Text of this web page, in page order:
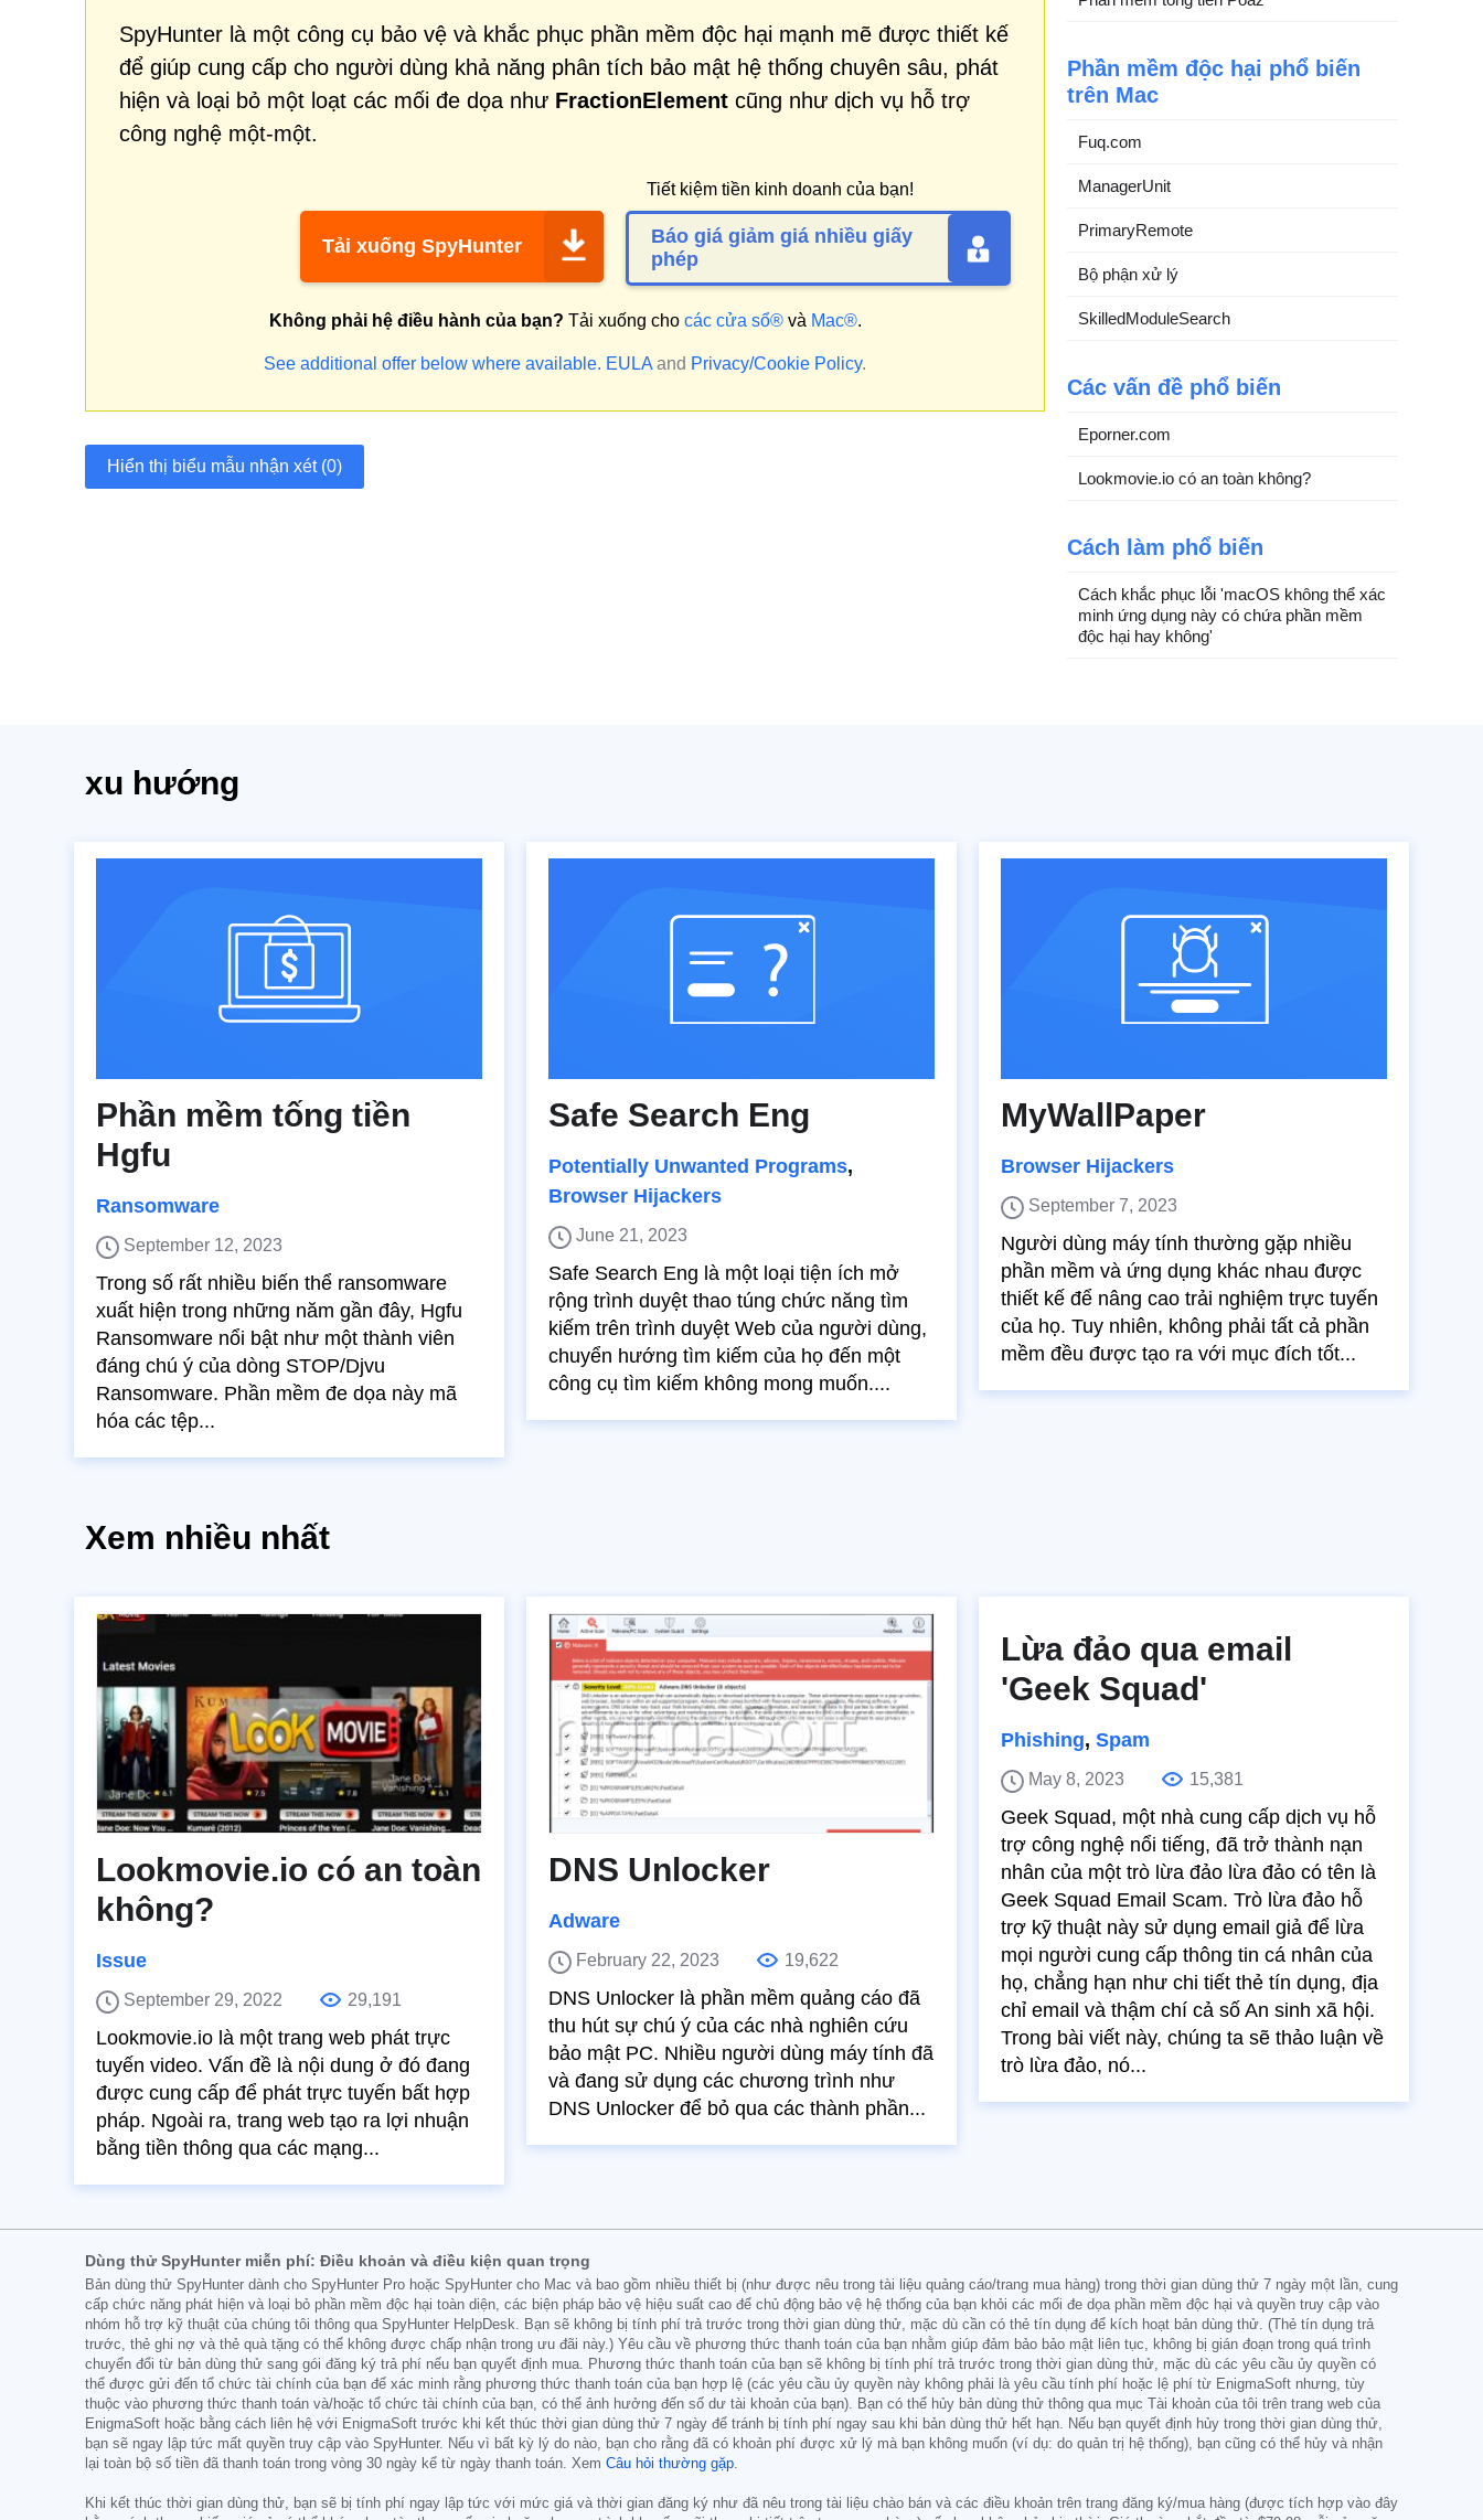
SpyHunter là một công cụ bảo vệ và khắc phục phần mềm độc hại mạnh mẽ được thiết kế
để giúp cung cấp cho người dùng khả năng phân tích bảo mật hệ thống chuyên sâu, phát
hiện và loại bỏ một loạt các mối đe dọa như FractionElement cũng như dịch vụ hỗ trợ
công nghệ một-một.
Tải xuống SpyHunter
Tiết kiệm tiền kinh doanh của bạn!
Báo giá giảm giá nhiều giấy
phép
Không phải hệ điều hành của bạn? Tải xuống cho các cửa sổ®và Mac®.
See additional offer below where available. EULA and Privacy/Cookie Policy.
Hiển thị biểu mẫu nhận xét (0)
Phần mềm độc hại phổ biến
trên Mac
Fuq.com
ManagerUnit
PrimaryRemote
Bộ phận xử lý
SkilledModuleSearch
Các vấn đề phổ biến
Eporner.com
Lookmovie.io có an toàn không?
Cách làm phổ biến
Cách khắc phục lỗi 'macOS không thể xác
minh ứng dụng này có chứa phần mềm
độc hại hay không'
xu hướng
Phần mềm tống tiền
Hgfu
Ransomware
September 12, 2023
Trong số rất nhiều biến thể ransomware
xuất hiện trong những năm gần đây, Hgfu
Ransomware nổi bật như một thành viên
đáng chú ý của dòng STOP/Djvu
Ransomware. Phần mềm đe dọa này mã
hóa các tệp...
Safe Search Eng
Potentially Unwanted Programs,
Browser Hijackers
June 21, 2023
Safe Search Eng là một loại tiện ích mở
rộng trình duyệt thao túng chức năng tìm
kiếm trên trình duyệt Web của người dùng,
chuyển hướng tìm kiếm của họ đến một
công cụ tìm kiếm không mong muốn....
MyWallPaper
Browser Hijackers
September 7, 2023
Người dùng máy tính thường gặp nhiều
phần mềm và ứng dụng khác nhau được
thiết kế để nâng cao trải nghiệm trực tuyến
của họ. Tuy nhiên, không phải tất cả phần
mềm đều được tạo ra với mục đích tốt...
Xem nhiều nhất
Lookmovie.io có an toàn
không?
Issue
September 29, 2022 29,191
Lookmovie.io là một trang web phát trực
tuyến video. Vấn đề là nội dung ở đó đang
được cung cấp để phát trực tuyến bất hợp
pháp. Ngoài ra, trang web tạo ra lợi nhuận
bằng tiền thông qua các mạng...
DNS Unlocker
Adware
February 22, 2023 19,622
DNS Unlocker là phần mềm quảng cáo đã
thu hút sự chú ý của các nhà nghiên cứu
bảo mật PC. Nhiều người dùng máy tính đã
và đang sử dụng các chương trình như
DNS Unlocker để bỏ qua các thành phần...
Lừa đảo qua email
'Geek Squad'
Phishing, Spam
May 8, 2023 15,381
Geek Squad, một nhà cung cấp dịch vụ hỗ
trợ công nghệ nổi tiếng, đã trở thành nạn
nhân của một trò lừa đảo lừa đảo có tên là
Geek Squad Email Scam. Trò lừa đảo hỗ
trợ kỹ thuật này sử dụng email giả để lừa
mọi người cung cấp thông tin cá nhân của
họ, chẳng hạn như chi tiết thẻ tín dụng, địa
chỉ email và thậm chí cả số An sinh xã hội.
Trong bài viết này, chúng ta sẽ thảo luận về
trò lừa đảo, nó...
Dùng thử SpyHunter miễn phí: Điều khoản và điều kiện quan trọng
Bản dùng thử SpyHunter dành cho SpyHunter Pro hoặc SpyHunter cho Mac và bao gồm nhiều thiết bị (như được nêu trong tài liệu quảng cáo/trang mua hàng) trong thời gian dùng thử 7 ngày một lần, cung
cấp chức năng phát hiện và loại bỏ phần mềm độc hại toàn diện, các biện pháp bảo vệ hiệu suất cao để chủ động bảo vệ hệ thống của bạn khỏi các mối đe dọa phần mềm độc hại và quyền truy cập vào
nhóm hỗ trợ kỹ thuật của chúng tôi thông qua SpyHunter HelpDesk. Bạn sẽ không bị tính phí trả trước trong thời gian dùng thử, mặc dù cần có thẻ tín dụng để kích hoạt bản dùng thử. (Thẻ tín dụng trả
trước, thẻ ghi nợ và thẻ quà tặng có thể không được chấp nhận trong ưu đãi này.) Yêu cầu về phương thức thanh toán của bạn nhằm giúp đảm bảo bảo mật liên tục, không bị gián đoạn trong quá trình
chuyển đổi từ bản dùng thử sang gói đăng ký trả phí nếu bạn quyết định mua. Phương thức thanh toán của bạn sẽ không bị tính phí trả trước trong thời gian dùng thử, mặc dù các yêu cầu ủy quyền có
thể được gửi đến tổ chức tài chính của bạn để xác minh rằng phương thức thanh toán của bạn hợp lệ (các yêu cầu ủy quyền này không phải là yêu cầu tính phí hoặc lệ phí từ EnigmaSoft nhưng, tùy
thuộc vào phương thức thanh toán và/hoặc tổ chức tài chính của bạn, có thể ảnh hưởng đến số dư tài khoản của bạn). Bạn có thể hủy bản dùng thử thông qua mục Tài khoản của tôi trên trang web của
EnigmaSoft hoặc bằng cách liên hệ với EnigmaSoft trước khi kết thúc thời gian dùng thử 7 ngày để tránh bị tính phí ngay sau khi bản dùng thử hết hạn. Nếu bạn quyết định hủy trong thời gian dùng thử,
bạn sẽ ngay lập tức mất quyền truy cập vào SpyHunter. Nếu vì bất kỳ lý do nào, bạn cho rằng đã có khoản phí được xử lý mà bạn không muốn (ví dụ: do quản trị hệ thống), bạn cũng có thể hủy và nhận
lại toàn bộ số tiền đã thanh toán trong vòng 30 ngày kể từ ngày thanh toán. Xem Câu hỏi thường gặp.
Khi kết thúc thời gian dùng thử, bạn sẽ bị tính phí ngay lập tức với mức giá và thời gian đăng ký như đã nêu trong tài liệu chào bán và các điều khoản trên trang đăng ký/mua hàng (được tích hợp vào đây